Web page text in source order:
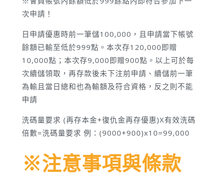
次申請！
日申請優惠時前一筆儲100,000，且申請當下帳號
餘額已輸至低於999點。本次存120,000即贈
10,000點；本次存9,000即贈900點。以上可於每
次續儲領取，再存款後未下注前申請、續儲前一筆
為輸且當日總和也為輸額及符合資格，反之則不能
申請
洗碼量要求 (再存本金+復仇金再存優惠)X有效洗碼
倍數=洗碼量要求 例：(9000+900)x10=99,000
※注意事項與條款